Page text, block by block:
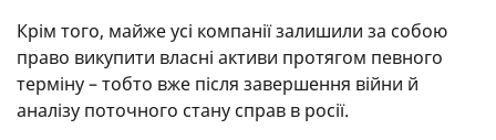
Крім того, майже усі компанії залишили за собою
право викупити власні активи протягом певного
терміну – тобто вже після завершення війни й
аналізу поточного стану справ в росії.